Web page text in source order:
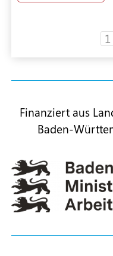
1
Finanziert aus
Baden-